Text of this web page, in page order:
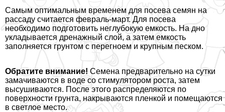
Самым оптимальным временем для посева семян на
рассаду считается февраль-март. Для посева
необходимо подготовить неглубокую емкость. На дно
укладывается дренажный слой, а затем емкость
заполняется грунтом с перегноем и крупным песком.
Обратите внимание! Семена предварительно на сутки
замачиваются в воде со стимулятором роста, затем
высушиваются. После этого распределяются по
поверхности грунта, накрываются пленкой и помещаются
в светлое место.